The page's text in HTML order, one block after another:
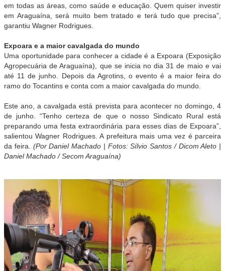
em todas as áreas, como saúde e educação. Quem quiser investir
em Araguaína, será muito bem tratado e terá tudo que precisa”,
garantiu Wagner Rodrigues.
Expoara e a maior cavalgada do mundo
Uma oportunidade para conhecer a cidade é a Expoara (Exposição
Agropecuária de Araguaína), que se inicia no dia 31 de maio e vai
até 11 de junho. Depois da Agrotins, o evento é a maior feira do
ramo do Tocantins e conta com a maior cavalgada do mundo.
Este ano, a cavalgada está prevista para acontecer no domingo, 4
de junho. “Tenho certeza de que o nosso Sindicato Rural está
preparando uma festa extraordinária para esses dias de Expoara”,
salientou Wagner Rodrigues. A prefeitura mais uma vez é parceira
da feira. (Por Daniel Machado | Fotos: Sílvio Santos / Dicom Aleto |
Daniel Machado / Secom Araguaína)